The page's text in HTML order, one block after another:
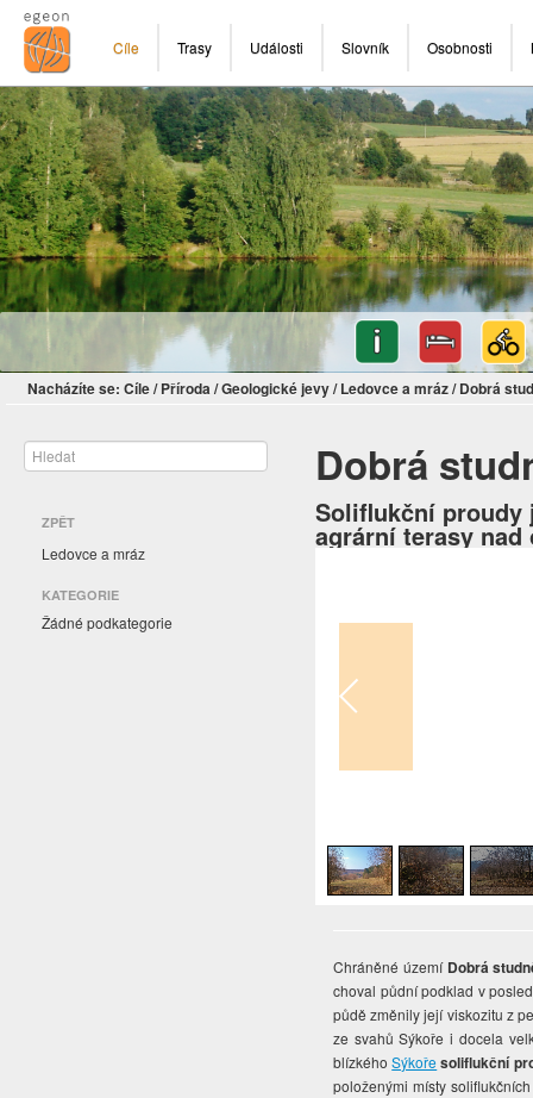
Cíle Trasy Události Slovník Osobnosti
Nacházíte se: Cíle/ Příroda/Geologické jevy/ Ledovce a mráz/ Dobrá
ZPĚT
Ledovce a mráz
KATEGORIE
Žádné podkategorie
Dobrá
Soliflukční proudy
agrární terasy nad
Chráněné území Dobrá
choval půdní podklad v
půdě změnily její viskozitu z
ze svahů Sýkoře i docela
blízkéhoSýkořesoliflukční
položenými místy